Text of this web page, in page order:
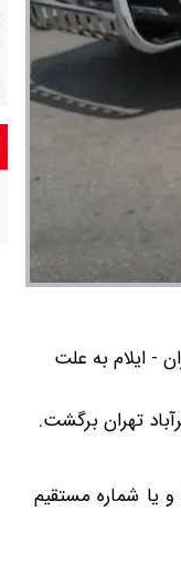
- ایلام به علت
تهران برگشت.
سلجوقی یادآور شد: شهروندان و مسافران می‌توانند برای اطلاع از تازه‌ترین وضعیت پروازها با سامانه تلفن گویای ۱۹۹ و یا شماره مستقیم